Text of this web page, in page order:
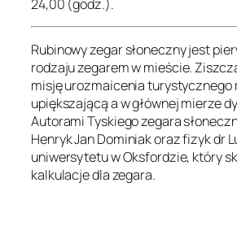
24,00 (godz.).
Rubinowy zegar słoneczny jest
rodzaju zegarem w mieście.
misję urozmaicenia turystycznego
upiększającą a w głównej mierze
Autorami Tyskiego zegara
Henryk Jan Dominiak oraz fizyk dr
uniwersytetu w Oksfordzie, który
kalkulacje dla zegara.